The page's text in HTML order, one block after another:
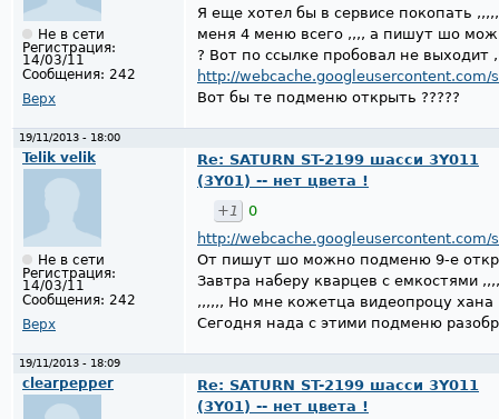
Не в сети
Регистрация:
14/03/11
Сообщения: 242
Верх
Я еще хотел бы в сервисе покопать
меня 4 меню всего ,,,, а пишут шо
? Вот по ссылке пробовал не выходит
http://webcache.googleusercontent.com/
Вот бы те подменю открыть ?????
19/11/2013 - 18:00
Telik velik
Не в сети
Регистрация:
14/03/11
Сообщения: 242
Верх
Re: SATURN ST-2199 шасси 3Y011
(3Y01) -- нет цвета !
+1
0
http://webcache.googleusercontent.com/
От пишут шо можно подменю 9-е
Завтра наберу кварцев с емкостями
,,,,,, Но мне кожетца видеопроцу
Сегодня нада с этими подменю
19/11/2013 - 18:09
clearpepper
Re: SATURN ST-2199 шасси 3Y011
(3Y01) -- нет цвета !